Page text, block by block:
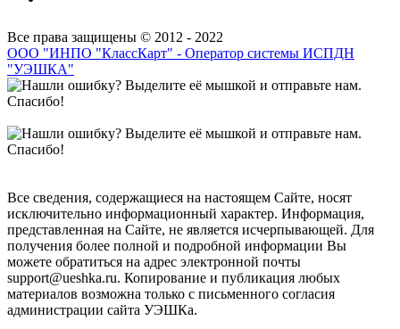
Все права защищены © 2012 - 2022
ООО "ИНПО "КлассКарт" - Оператор системы ИСПДН
"УЭШКА"
Все сведения, содержащиеся на настоящем Сайте, носят
исключительно информационный характер. Информация,
представленная на Сайте, не является исчерпывающей. Для
получения более полной и подробной информации Вы
можете обратиться на адрес электронной почты
support@ueshka.ru. Копирование и публикация любых
материалов возможна только с письменного согласия
администрации сайта УЭШКа.